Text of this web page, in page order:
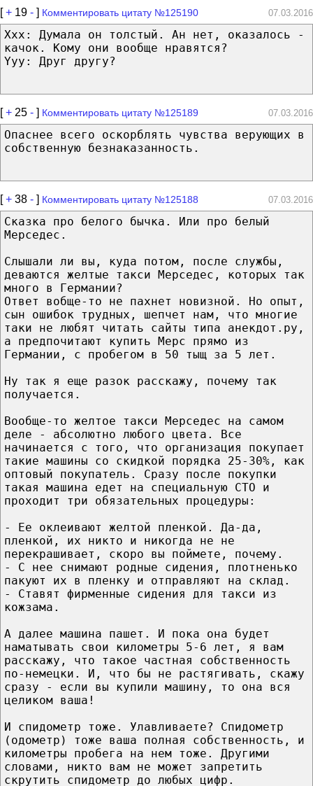
[+ 19 - ] Комментировать цитату №125190 07.03.2016
Xxx: Думала он толстый. Ан нет, оказалось -
качок. Кому они вообще нравятся?
Yyy: Друг другу?
[+ 25 - ] Комментировать цитату №125189 07.03.2016
Опаснее всего оскорблять чувства верующих в
собственную безнаказанность.
[+ 38 - ] Комментировать цитату №125188 07.03.2016
Сказка про белого бычка. Или про белый
Мерседес.
Слышали ли вы, куда потом, после службы,
деваются желтые такси Мерседес, которых так
много в Германии?
Ответ вобще-то не пахнет новизной. Но опыт,
сын ошибок трудных, шепчет нам, что многие
таки не любят читать сайты типа анекдот.ру,
а предпочитают купить Мерс прямо из
Германии, с пробегом в 50 тыщ за 5 лет.
Ну так я еще разок расскажу, почему так
получается.
Вообще-то желтое такси Мерседес на самом
деле - абсолютно любого цвета. Все
начинается с того, что организация покупает
такие машины со скидкой порядка 25-30%, как
оптовый покупатель. Сразу после покупки
такая машина едет на специальную СТО и
проходит три обязательных процедуры:
- Ее оклеивают желтой пленкой. Да-да,
пленкой, их никто и никогда не не
перекрашивает, скоро вы поймете, почему.
- С нее снимают родные сидения, плотненько
пакуют их в пленку и отправляют на склад.
- Ставят фирменные сидения для такси из
кожзама.
А далее машина пашет. И пока она будет
наматывать свои километры 5-6 лет, я вам
расскажу, что такое частная собственность
по-немецки. И, что бы не растягивать, скажу
сразу - если вы купили машину, то она вся
целиком ваша!
И спидометр тоже. Улавливаете? Спидометр
(одометр) тоже ваша полная собственность, и
километры пробега на нем тоже. Другими
словами, никто вам не может запретить
скрутить спидометр до любых цифр.